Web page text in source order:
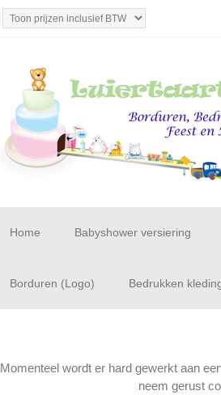
Home Babyshower versiering
Borduren (Logo) Bedrukken
Momenteel wordt er hard gewerkt aan
neem gerust